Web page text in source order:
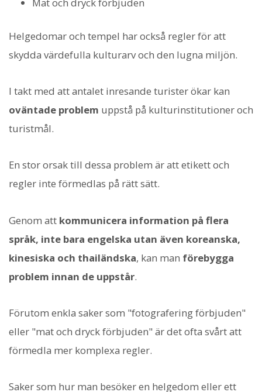
Helgedomar och tempel har också regler för att
skydda värdefulla kulturarv och den lugna miljön.
I takt med att antalet inresande turister ökar kan
oväntade problem uppstå på kulturinstitutioner och
turistmål.
En stor orsak till dessa problem är att etikett och
regler inte förmedlas på rätt sätt.
Genom att kommunicera information på flera
språk, inte bara engelska utan även koreanska,
kinesiska och thailändska, kan man förebygga
problem innan de uppstår.
Förutom enkla saker som "fotografering förbjuden"
eller "mat och dryck förbjuden" är det ofta svårt att
förmedla mer komplexa regler.
Saker som hur man besöker en helgedom eller ett